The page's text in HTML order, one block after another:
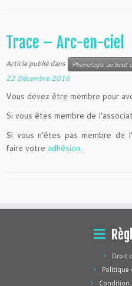
Trace – Arc-en-ciel
Article publié dans Phonologie au bout
22 Décembre 2016
Vous devez être membre pour
Si vous êtes membre de
Si vous n’êtes pas membre de
faire votre adhésion.
Droit
Politique
Condition